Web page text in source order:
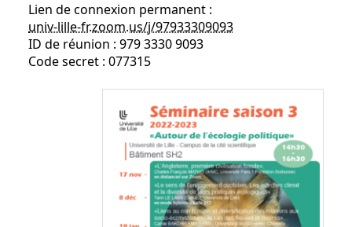
Lien de connexion permanent :
univ-lille-fr.zoom.us/j/97933309093
ID de réunion : 979 3330 9093
Code secret : 077315